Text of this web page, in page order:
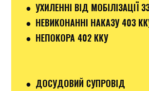
● УХИЛЕННІ ВІД МОБІЛІЗАЦІЇ
● НЕВИКОНАННІ НАКАЗУ 403
● НЕПОКОРА 402 ККУ
● ДОСУДОВИЙ СУПРОВІД